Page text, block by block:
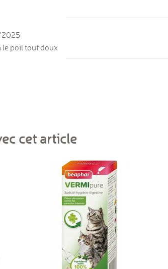
2025
le poil tout doux
cet article